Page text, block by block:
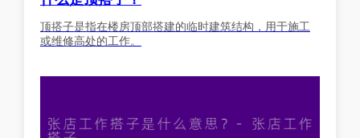
顶搭子是指在楼房顶部搭建的临时建筑结构，用于施工
或维修高处的工作。